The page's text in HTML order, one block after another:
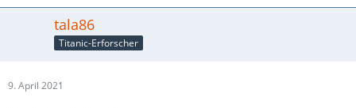
tala86
Titanic-Erforscher
9. April 2021